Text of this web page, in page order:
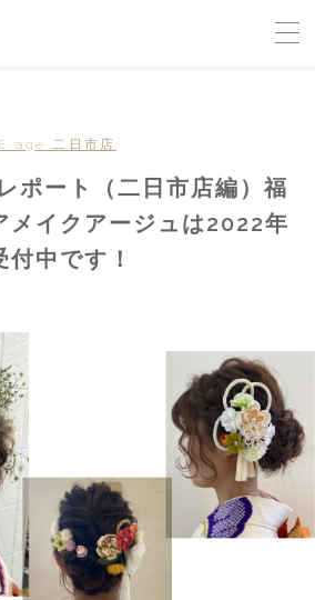
age 二日市店
ポート（二日市店編）福
メイクアージュは2022年
中です！